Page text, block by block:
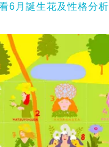
6月誕生花及性格分析